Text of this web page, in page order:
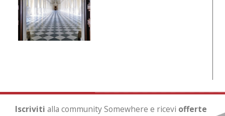
Iscriviti alla community Somewhere e ricevi offerte